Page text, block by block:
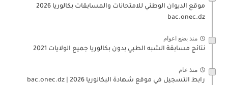
موقع الديوان الوطني للامتحانات والمسابقات بكالوريا 2026
bac.onec.dz
منذ بضع اعوام
نتائج مسابقة الشبه الطبي بدون بكالوريا جميع الولايات 2021
منذ عام
رابط التسجيل في موقع شهادة البكالوريا 2026 | bac.onec.dz